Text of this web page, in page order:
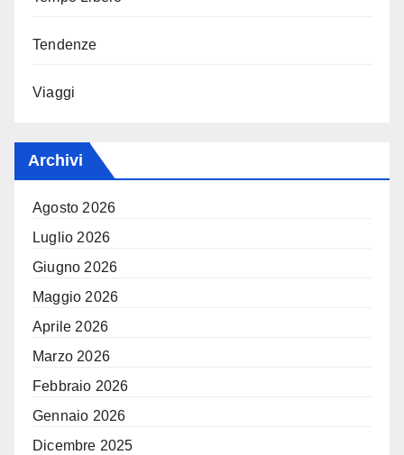
Tendenze
Viaggi
Archivi
Agosto 2026
Luglio 2026
Giugno 2026
Maggio 2026
Aprile 2026
Marzo 2026
Febbraio 2026
Gennaio 2026
Dicembre 2025